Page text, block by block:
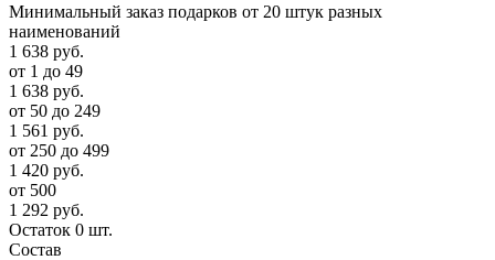
Минимальный заказ подарков от 20 штук разных
наименований
1 638 руб.
от 1 до 49
1 638 руб.
от 50 до 249
1 561 руб.
от 250 до 499
1 420 руб.
от 500
1 292 руб.
Остаток 0 шт.
Состав